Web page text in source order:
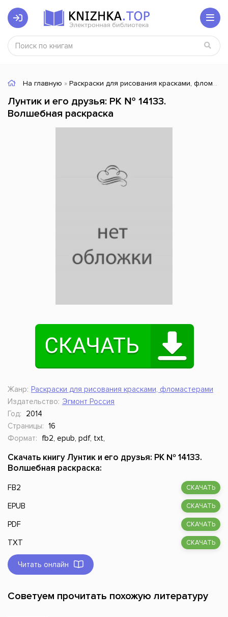
На главную » Раскраски для рисования красками, фломастерами
Лунтик и его друзья: РК № 14133.
Волшебная раскраска
Жанр: Раскраски для рисования красками, фломастерами
Издательство: Эгмонт Россия
Год:
2014
Страницы: 16
Формат:
fb2, epub, pdf, txt,
Скачать книгу Лунтик и его друзья: РК № 14133.
Волшебная раскраска:
FB2 СКАЧАТЬ
EPUB СКАЧАТЬ
PDF СКАЧАТЬ
TXT СКАЧАТЬ
Читать онлайн
Советуем прочитать похожую литературу